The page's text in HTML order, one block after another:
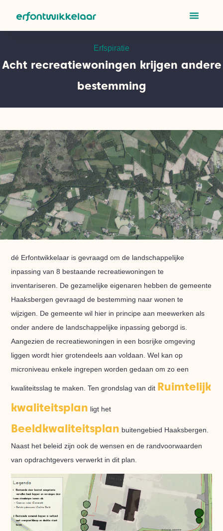
Erfspiratie
Acht recreatiewoningen krijgen andere
bestemming
dé Erfontwikkelaar is gevraagd om de landschappelijke
inpassing van 8 bestaande recreatiewoningen te
inventariseren. De gezamelijke eigenaren hebben de gemeente
Haaksbergen gevraagd de bestemming naar wonen te
wijzigen. De gemeente wil hier in principe aan meewerken als
onder andere de landschappelijke inpassing geborgd is.
Aangezien de recreatiewoningen in een bosrijke omgeving
liggen wordt hier grotendeels aan voldaan. Wel kan op
microniveau enkele ingrepen worden gedaan om zo een
kwaliteitsslag te maken. Ten grondslag van dit Ruimtelijk
kwaliteitsplan ligt het
Beeldkwaliteitsplan buitengebied Haaksbergen.
Naast het beleid zijn ook de wensen en de randvoorwaarden
van opdrachtgevers verwerkt in dit plan.